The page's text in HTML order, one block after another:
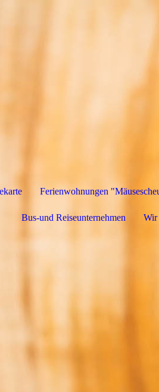
Ferienwohnungen
Bus-und Reiseunternehmen Wir